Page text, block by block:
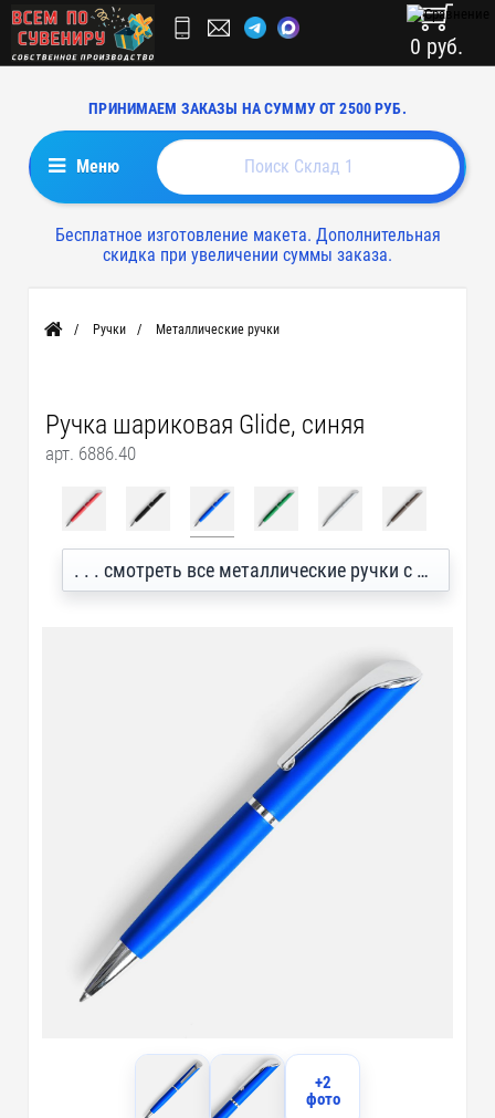
ПРИНИМАЕМ ЗАКАЗЫ НА СУММУ ОТ 2500 РУБ.
0 руб.
Меню
Бесплатное изготовление макета. Дополнительная
скидка при увеличении суммы заказа.
Главная Ручки Металлические ручки
Ручка шариковая Glide, синяя
арт. 6886.40
. . . смотреть все металлические ручки с логотипом
+2
фото